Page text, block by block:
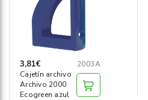
3,81€
2003A
Cajetín archivo
Archivo 2000
Ecogreen azul